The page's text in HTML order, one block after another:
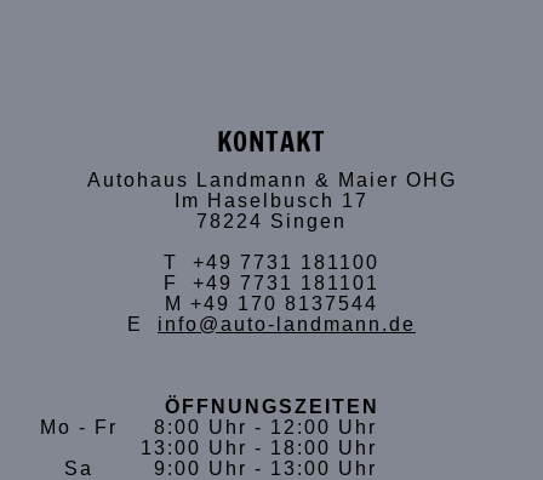
KONTAKT
Autohaus Landmann & Maier OHG
Im Haselbusch 17
78224 Singen
T +49 7731 181100
F +49 7731 181101
M +49 170 8137544
E info@auto-landmann.de
ÖFFNUNGSZEITEN
Mo - Fr
8:00 Uhr - 12:00 Uhr
13:00 Uhr - 18:00 Uhr
Sa
9:00 Uhr - 13:00 Uhr